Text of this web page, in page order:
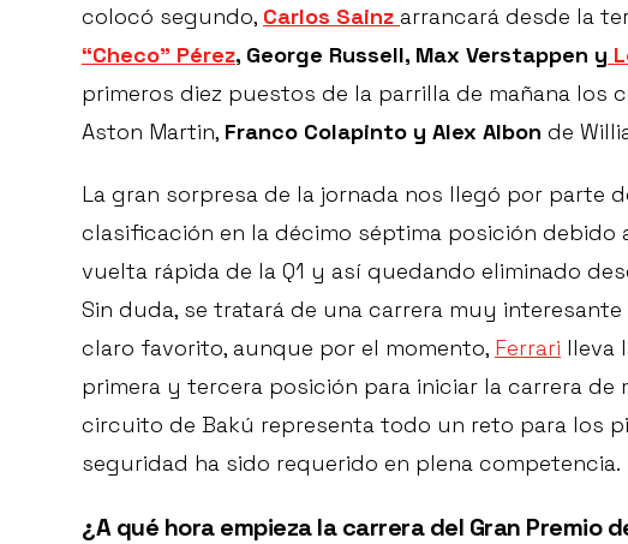
colocó segundo, Carlos Sainz arrancará desde la
“Checo” Pérez, George Russell, Max Verstappen y
primeros diez puestos de la parrilla de mañana los
Aston Martin, Franco Colapinto y Alex Albon de
La gran sorpresa de la jornada nos llegó por parte
clasificación en la décimo séptima posición
vuelta rápida de la Q1 y así quedando eliminado
Sin duda, se tratará de una carrera muy
claro favorito, aunque por el momento, Ferrari lleva
primera y tercera posición para iniciar la carrera de
circuito de Bakú representa todo un reto para los
seguridad ha sido requerido en plena competencia.
¿A qué hora empieza la carrera del Gran Premio